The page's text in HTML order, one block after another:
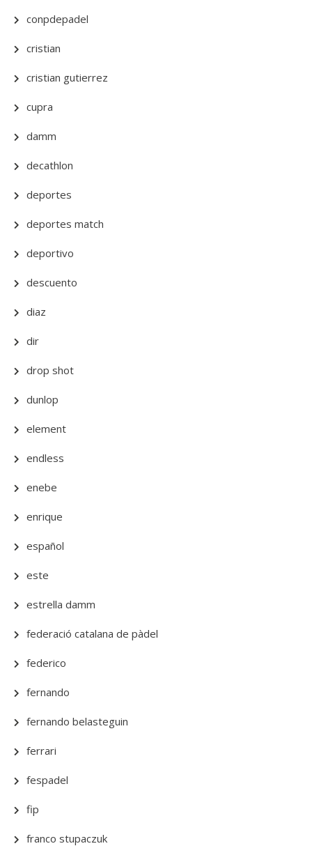
conpdepadel
cristian
cristian gutierrez
cupra
damm
decathlon
deportes
deportes match
deportivo
descuento
diaz
dir
drop shot
dunlop
element
endless
enebe
enrique
español
este
estrella damm
federació catalana de pàdel
federico
fernando
fernando belasteguin
ferrari
fespadel
fip
franco stupaczuk